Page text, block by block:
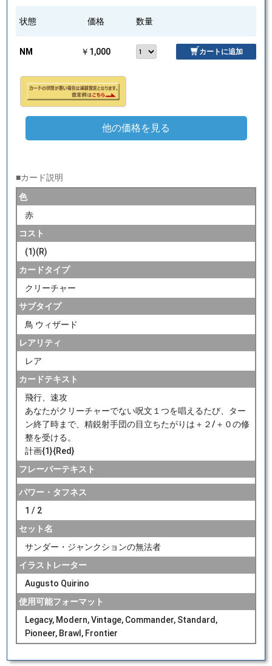
状態 価格 数量
NM ￥1,000 カートに追加
他の価格を見る
■カード説明
色
赤
コスト
(1)(R)
カードタイプ
クリーチャー
サブタイプ
鳥 ウィザード
レアリティ
レア
カードテキスト
飛行、速攻
あなたがクリーチャーでない呪文１つを唱えるたび、ター
ン終了時まで、精鋭射手団の目立ちたがりは＋２/＋０の修
整を受ける。
計画{1}{Red}
フレーバーテキスト
パワー・タフネス
1 / 2
セット名
サンダー・ジャンクションの無法者
イラストレーター
Augusto Quirino
使用可能フォーマット
Legacy, Modern, Vintage, Commander, Standard,
Pioneer, Brawl, Frontier